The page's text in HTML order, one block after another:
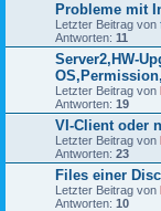
Probleme mit
Letzter Beitrag von
Antworten: 11
Server2,HW-
Letzter Beitrag von
Antworten: 19
VI-Client oder
Letzter Beitrag von
Antworten: 23
Files einer
Letzter Beitrag von
Antworten: 10